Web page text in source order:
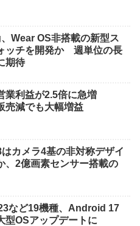
Wear OS非搭載の新型ス
ッチを開発か 週単位の長
期待
業利益が2.5倍に急増
売減でも大幅増益
カメラ4基の非対称デザイ
、2億画素センサー搭載の
など19機種、Android 17
型OSアップデートに